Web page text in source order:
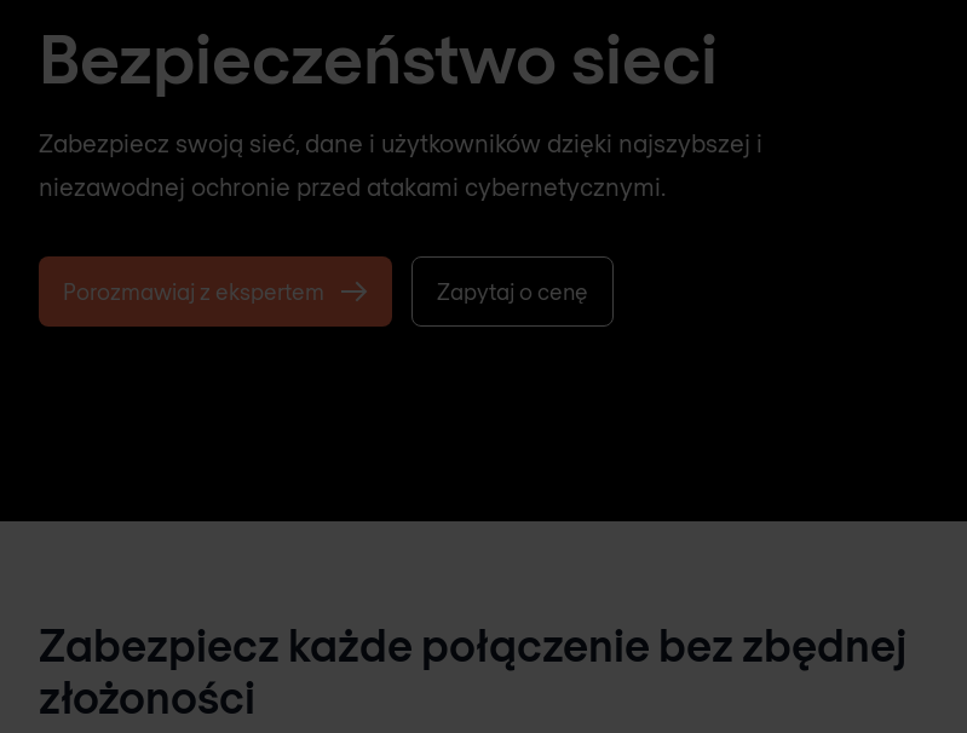
Bezpieczeństwo sieci
Zabezpiecz swoją sieć, dane i użytkowników dzięki najszybszej i
niezawodnej ochronie przed atakami cybernetycznymi.
Porozmawiaj z ekspertem Zapytaj o cenę
Zabezpiecz każde połączenie bez zbędnej
złożoności